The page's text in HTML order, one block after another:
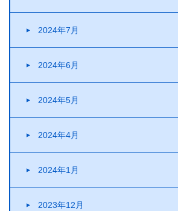
2024年7月
2024年6月
2024年5月
2024年4月
2024年1月
2023年12月